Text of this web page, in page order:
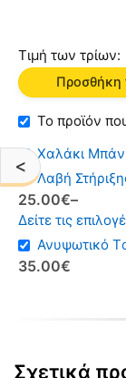
<
Τιμή των τρίων:
Προσθήκη
Χαλάκι
Λαβή
25.00€–
Δείτε τις
Ανυψωτικό
Original
35.00€
Η
Σχετικά